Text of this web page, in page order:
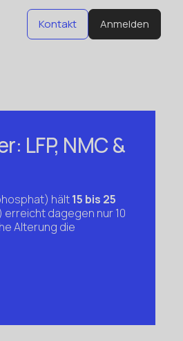
Kontakt
Kontakt
Anmelden
Anmelden
LFP, NMC &
hält15 bis 25
erreicht dagegen nur 10
Alterung die